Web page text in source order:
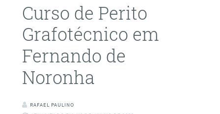
Curso de Perito
Grafotécnico em
Fernando de
Noronha
RAFAEL PAULINO